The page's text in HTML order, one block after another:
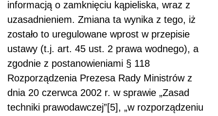
informacją o zamknięciu kąpieliska, wraz z
uzasadnieniem. Zmiana ta wynika z tego, iż
zostało to uregulowane wprost w przepisie
ustawy (t.j. art. 45 ust. 2 prawa wodnego), a
zgodnie z postanowieniami § 118
Rozporządzenia Prezesa Rady Ministrów z
dnia 20 czerwca 2002 r. w sprawie „Zasad
techniki prawodawczej”[5], „w rozporządzeniu